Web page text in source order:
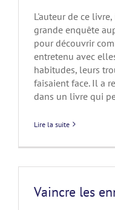
L'auteur de ce
grande enquête
pour découvrir
entretenu avec
habitudes, leurs
faisaient face. Il a
dans un livre qui
Lire la suite
Vaincre les